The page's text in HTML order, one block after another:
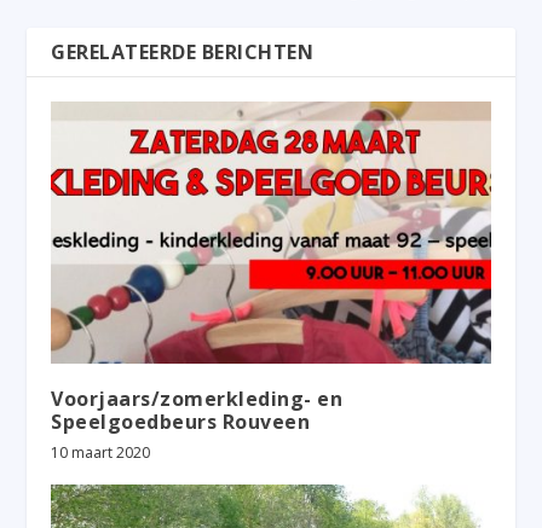
GERELATEERDE BERICHTEN
Voorjaars/zomerkleding- en
Speelgoedbeurs Rouveen
10 maart 2020